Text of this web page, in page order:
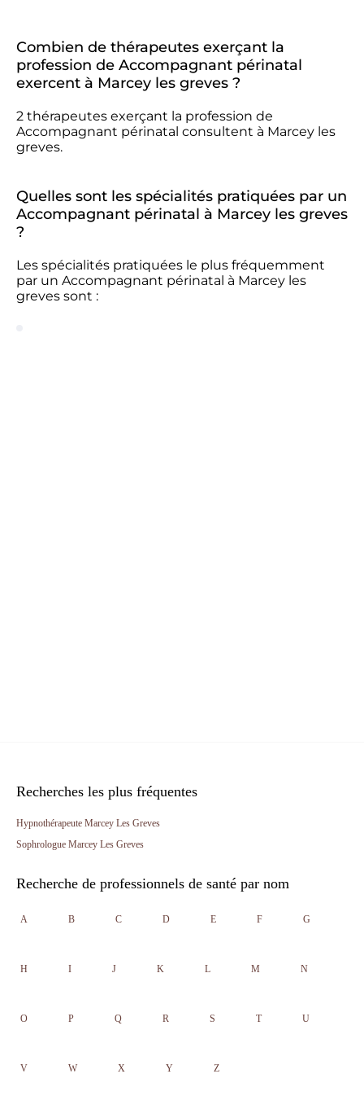
Combien de thérapeutes exerçant la
profession de Accompagnant périnatal
exercent à Marcey les greves ?
2 thérapeutes exerçant la profession de
Accompagnant périnatal consultent à Marcey les
greves.
Quelles sont les spécialités pratiquées par un
Accompagnant périnatal à Marcey les greves
?
Les spécialités pratiquées le plus fréquemment
par un Accompagnant périnatal à Marcey les
greves sont :
Recherches les plus fréquentes
Hypnothérapeute Marcey Les Greves
Sophrologue Marcey Les Greves
Recherche de professionnels de santé par nom
A B C D E F G
H I J K L M N
O P Q R S T U
V W X Y Z